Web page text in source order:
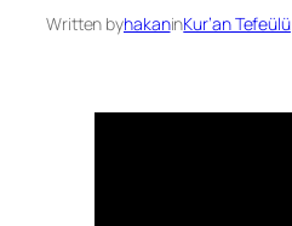
Written byhakaninKur’an Tefeülü